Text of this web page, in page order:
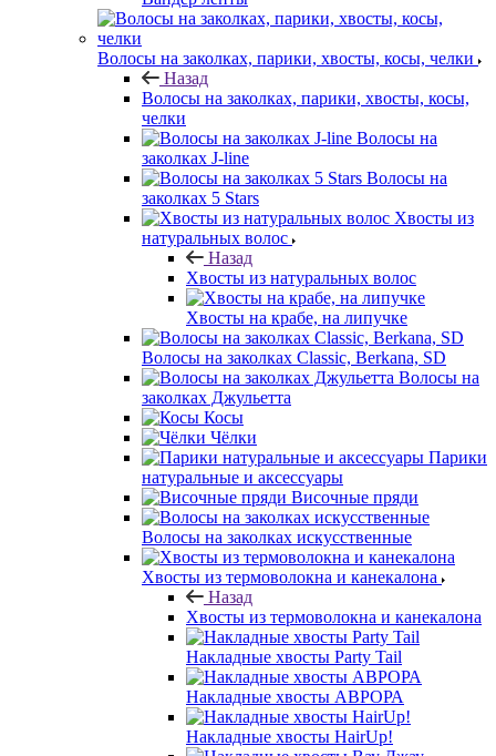
Волосы на заколках, парики, хвосты, косы, челки
Назад
Волосы на заколках, парики, хвосты, косы,
челки
Волосы на
заколках J-line
Волосы на
заколках 5 Stars
Хвосты из
натуральных волос
Назад
Хвосты из натуральных волос
Хвосты на крабе, на липучке
Волосы на заколках Classic, Berkana, SD
Волосы на
заколках Джульетта
Косы
Чёлки
Парики
натуральные и аксессуары
Височные пряди
Волосы на заколках искусственные
Хвосты из термоволокна и канекалона
Назад
Хвосты из термоволокна и канекалона
Накладные хвосты Party Tail
Накладные хвосты АВРОРА
Накладные хвосты HairUp!